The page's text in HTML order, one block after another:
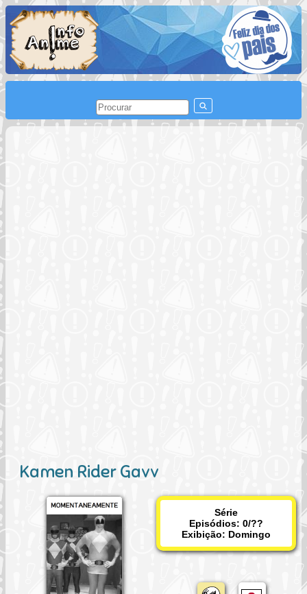
Kamen Rider Gavv
Série
Episódios: 0/??
Exibição: Domingo